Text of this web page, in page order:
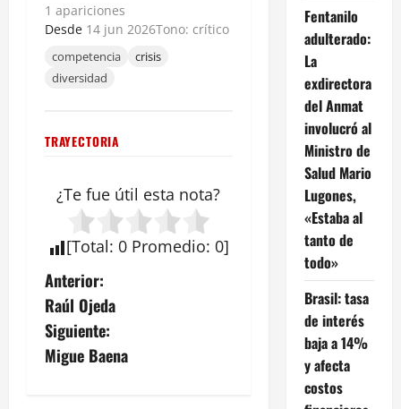
1 apariciones
Desde 14 jun 2026Tono: crítico
competencia
crisis
diversidad
TRAYECTORIA
¿Te fue útil esta nota?
[Total: 0 Promedio: 0]
N
a
v
Anterior:
Raúl Ojeda
Siguiente:
Migue Baena
Fentanilo
adulterado:
La
exdirectora
del Anmat
involucró al
Ministro de
Salud Mario
Lugones,
«Estaba al
tanto de
todo»
Brasil: tasa
de interés
baja a 14%
y afecta
costos